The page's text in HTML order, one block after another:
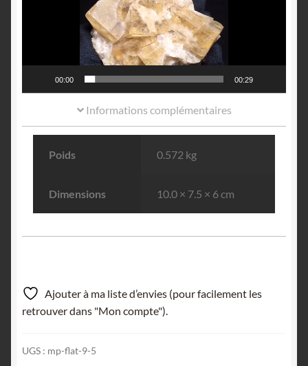
00:00 00:29
Informations complémentaires
Poids 0.572 kg
Dimensions 10.0 × 7.5 × 6 cm
Ajouter à ma liste d’envies (pour facilement les
retrouver dans "Mon compte").
UGS : mp-flat-9-5